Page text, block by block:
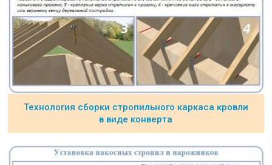
Технология сборки стропильного каркаса кровли
в виде конверта